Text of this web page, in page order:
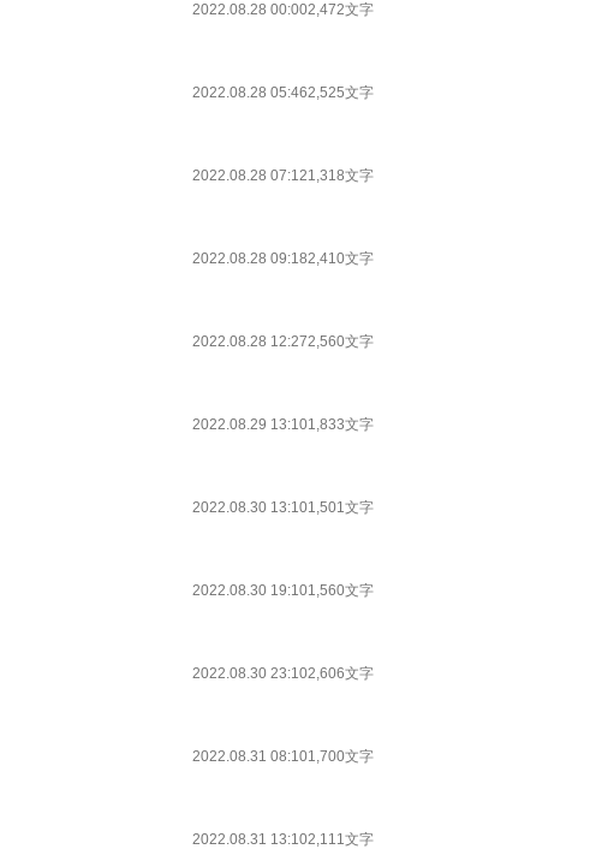
2022.08.28 00:002,472文字
2022.08.28 05:462,525文字
2022.08.28 07:121,318文字
2022.08.28 09:182,410文字
2022.08.28 12:272,560文字
2022.08.29 13:101,833文字
2022.08.30 13:101,501文字
2022.08.30 19:101,560文字
2022.08.30 23:102,606文字
2022.08.31 08:101,700文字
2022.08.31 13:102,111文字